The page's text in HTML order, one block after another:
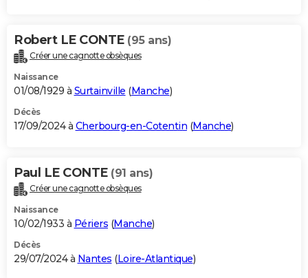
Robert LE CONTE (95 ans)
Créer une cagnotte obsèques
Naissance
01/08/1929 à Surtainville (Manche)
Décès
17/09/2024 à Cherbourg-en-Cotentin (Manche)
Paul LE CONTE (91 ans)
Créer une cagnotte obsèques
Naissance
10/02/1933 à Périers (Manche)
Décès
29/07/2024 à Nantes (Loire-Atlantique)